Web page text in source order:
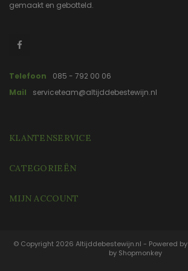
gemaakt en gebotteld.
Telefoon
085 - 792 00 06
Mail
serviceteam@altijddebestewijn.nl
KLANTENSERVICE
CATEGORIEËN
MIJN ACCOUNT
© Copyright 2026 Altijddebestewijn.nl - Powered by
by Shopmonkey